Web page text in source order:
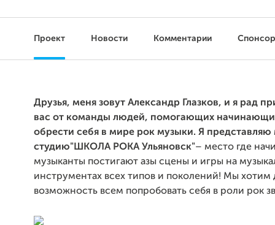
Проект Новости Комментарии
Друзья, меня зовут Александр Глазков, и я рад
вас от команды людей, помогающих
обрести себя в мире рок музыки. Я
студию"ШКОЛА РОКА Ульяновск"– место где
музыканты постигают азы сцены и игры на
инструментах всех типов и поколений! Мы хотим
возможность всем попробовать себя в роли рок